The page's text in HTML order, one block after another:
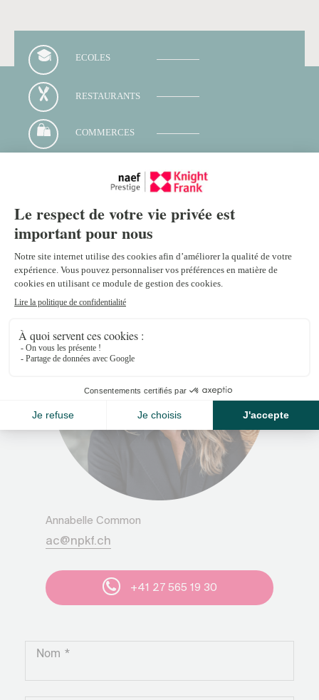
ECOLES
RESTAURANTS
COMMERCES
Contacter votre conseiller
Annabelle Common
ac@npkf.ch
+41 27 565 19 30
Nom